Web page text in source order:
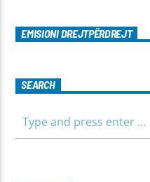
EMISIONI DREJTPËRDREJT
SEARCH